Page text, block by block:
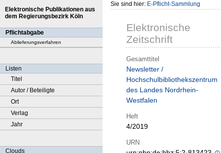
Elektronische Publikationen aus
dem Regierungsbezirk Köln
Pflichtabgabe
Ablieferungsverfahren
Listen
Titel
Autor / Beteiligte
Ort
Verlag
Jahr
Clouds
Sie sind hier: E-Pflicht-Sammlung
Elektronische
Zeitschrift
Gesamttitel
Newsletter /
Hochschulbibliothekszentrum
des Landes Nordrhein-
Westfalen
Heft
4/2019
URN